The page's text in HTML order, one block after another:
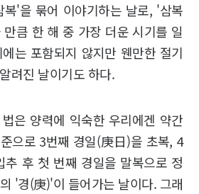
복'을 묶어 이야기하는 날로, '삼복
큼 한 해 중 가장 더운 시기를 일
는 포함되지 않지만 웬만한 절기
려진 날이기도 하다.
은 양력에 익숙한 우리에겐 약간
으로 3번째 경일(庚日)을 초복, 4
추 후 첫 번째 경일을 말복으로 정
'경(庚)'이 들어가는 날이다. 그래